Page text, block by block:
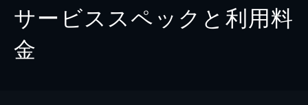
サービススペックと利用料
金